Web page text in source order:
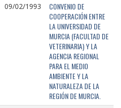
09/02/1993
CONVENIO DE
COOPERACIÓN ENTRE
LA UNIVERSIDAD DE
MURCIA (FACULTAD DE
VETERINARIA) Y LA
AGENCIA REGIONAL
PARA EL MEDIO
AMBIENTE Y LA
NATURALEZA DE LA
REGIÓN DE MURCIA.